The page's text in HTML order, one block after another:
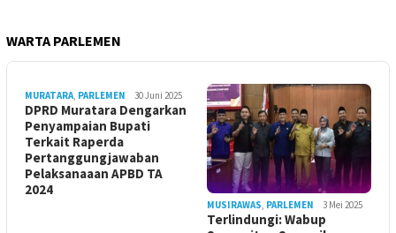
WARTA PARLEMEN
MURATARA PARLEMEN 30 Juni 2025
DPRD Muratara Dengarkan
Penyampaian Bupati
Terkait Raperda
Pertanggungjawaban
Pelaksanaaan APBD TA
2024
MUSIRAWAS PARLEMEN 3 Mei 2025
Terlindungi: Wabup